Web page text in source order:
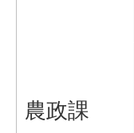
農政課